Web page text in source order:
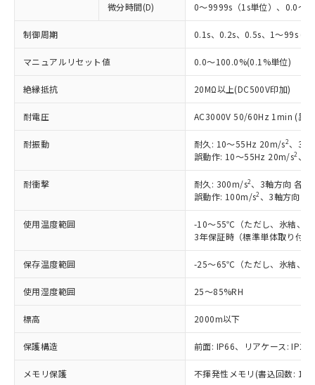
微分時間(D) 0～9999s（1s単位）、0.0～
制御周期 0.1s、0.2s、0.5s、1～99s (1s
マニュアルリセット値 0.0～100.0%(0.1%単位)
絶縁抵抗 20MΩ以上(DC500V印加)
耐電圧 AC3000V 50/60Hz 1min (異
耐振動 耐久: 10～55Hz 20m/s2、3軸
誤動作: 10～55Hz 20m/s2 、3
耐衝撃 耐久: 300m/s2、3軸方向 各3
誤動作: 100m/s2 、3軸方向 各
使用温度範囲
-10～55℃（ただし、氷結、
3年保証時（標準単体取り付
保存温度範囲 -25～65℃（ただし、氷結、
使用湿度範囲 25～85%RH
標高 2000m以下
保護構造 前面: IP66、リアケース: IP20
メモリ保護 不揮発性メモリ(書込回数: